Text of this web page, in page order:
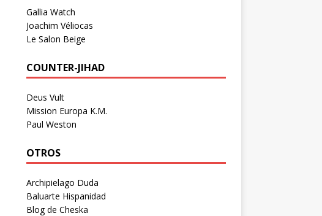
Gallia Watch
Joachim Véliocas
Le Salon Beige
COUNTER-JIHAD
Deus Vult
Mission Europa K.M.
Paul Weston
OTROS
Archipielago Duda
Baluarte Hispanidad
Blog de Cheska